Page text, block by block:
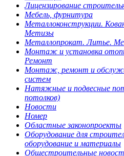
Лицензирование
Мебель, фурнитура
Металлоконструкции.
Метизы
Металлопрокат. Литье.
Монтаж и установка
Ремонт
Монтаж, ремонт и
систем
Натяжные и подвесные
потолков)
Новости
Номер
Областные законопроекты
Оборудование для
оборудование и материалы
Общестроительные